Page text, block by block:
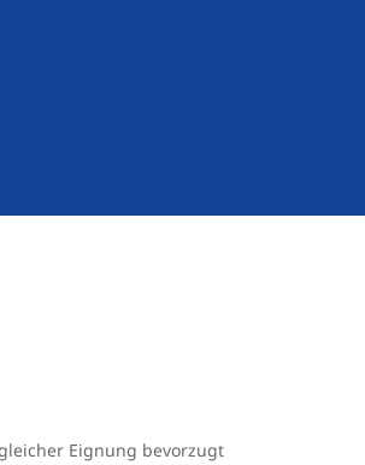
Eignung bevorzugt